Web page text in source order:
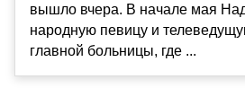
вышло вчера. В начале мая
народную певицу и
главной больницы, где ...